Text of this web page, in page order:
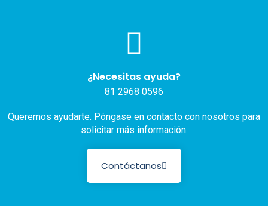
¿Necesitas ayuda?
81 2968 0596
Queremos ayudarte. Póngase en contacto con nosotros para
solicitar más información.
Contáctanos